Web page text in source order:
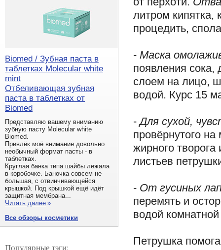
литром кипятка,
процедить,
- Маска
появления сока,
слоем на лицо,
водой. Курс 15
-Для сухой,
провёрнутого
жирного
листьев
- От гусиных
перемять и
водой
Петрушка
Biomed / Зубная паста в
таблетках Molecular white
mint
Отбеливающая зубная
паста в таблетках от
Biomed
Представляю вашему вниманию
зубную пасту Molecular white
Biomed.
Привлёк моё внимание довольно
необычный формат пасты - в
таблетках.
Круглая банка типа шайбы лежала
в коробочке. Баночка совсем не
большая, с отвинчивающейся
крышкой. Под крышкой ещё идёт
защитная мембрана...
Читать далее »
Все обзоры косметики
Популярные тэги: